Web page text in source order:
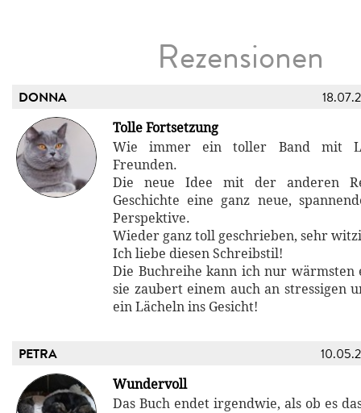
Rezensionen
DONNA
Tolle Fortsetzung
Wie immer ein toller Band mit
Freunden.
Die neue Idee mit der anderen
Geschichte eine ganz neue,
Perspektive.
Wieder ganz toll geschrieben, sehr
Ich liebe diesen Schreibstil!
Die Buchreihe kann ich nur wärmsten
sie zaubert einem auch an stressigen
ein Lächeln ins Gesicht!
PETRA
Wundervoll
Das Buch endet irgendwie, als ob es